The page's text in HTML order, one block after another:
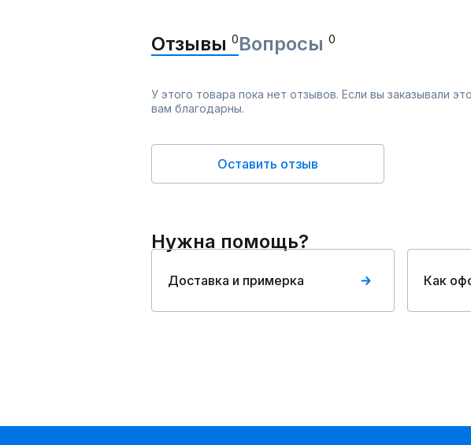
Отзывы 0Вопросы 0
У этого товара пока нет отзывов. Если вы заказывали
вам благодарны.
Оставить отзыв
Нужна помощь?
Доставка и примерка Как